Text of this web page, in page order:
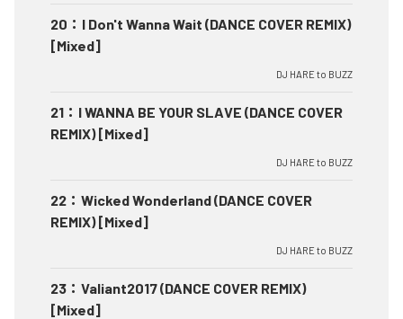
20 ： I Don't Wanna Wait (DANCE COVER REMIX)
[Mixed]
DJ HARE to BUZZ
21 ： I WANNA BE YOUR SLAVE (DANCE COVER
REMIX) [Mixed]
DJ HARE to BUZZ
22 ： Wicked Wonderland (DANCE COVER
REMIX) [Mixed]
DJ HARE to BUZZ
23 ： Valiant2017 (DANCE COVER REMIX)
[Mixed]